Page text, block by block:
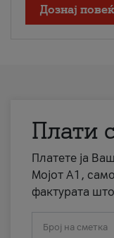
Дознај
Плати
Платете ја
Мојот А1,
фактурата
Број на сметка